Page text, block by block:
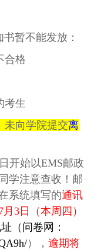
暂不能发放：
合格
考生
未向学院提交离
开始以EMS邮政
学注意查收！邮
系统填写的通讯
月3日（本周四）
（ 问卷网：
）， 逾期将